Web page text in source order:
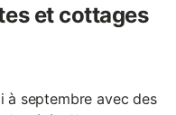
et cottages
à septembre avec des